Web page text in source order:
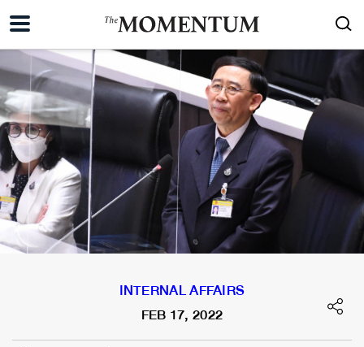
INTERNAL AFFAIRS
FEB 17, 2022